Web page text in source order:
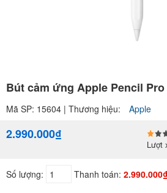
Bút cảm ứng Apple Pencil Pro
Mã SP: 15604 | Thương hiệu: Apple
2.990.000₫
Lượt
Số lượng: Thanh toán: 2.990.000₫